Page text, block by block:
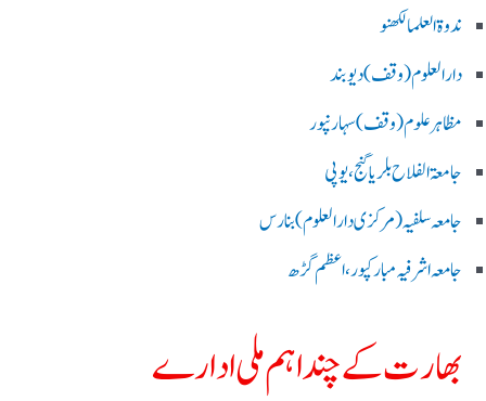
ندوۃالعلما لکھنو
دارالعلوم (وقف)دیوبند
مظاہرعلوم (وقف)سہارنپور
جامعۃ الفلاح بلریاگنج،یوپی
جامعہ سلفیہ(مرکزی دارالعلوم )بنارس
جامعہ اشرفیہ مبارکپور،اعظم گڑھ
بھارت کے چند اہم ملی ادارے